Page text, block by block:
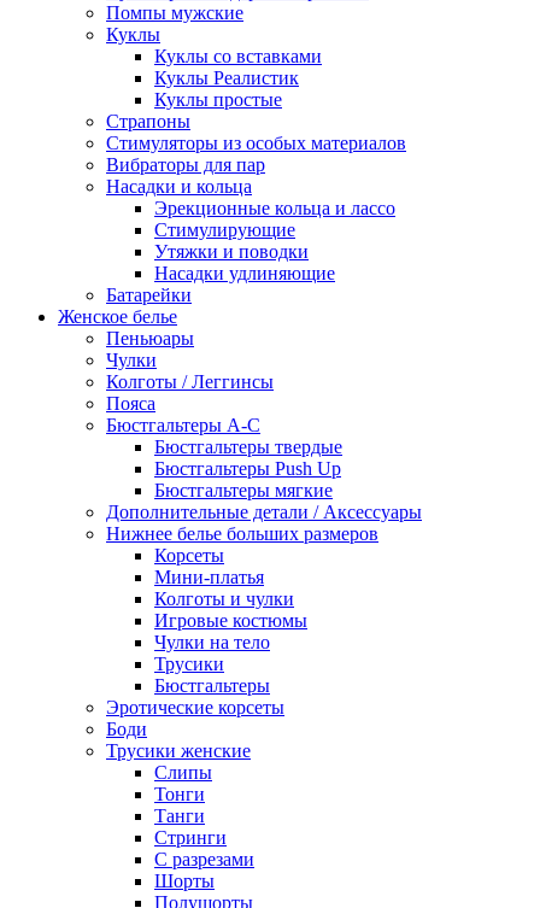
Помпы мужские
Куклы
Куклы со вставками
Куклы Реалистик
Куклы простые
Страпоны
Стимуляторы из особых материалов
Вибраторы для пар
Насадки и кольца
Эрекционные кольца и лассо
Стимулирующие
Утяжки и поводки
Насадки удлиняющие
Батарейки
Женское белье
Пеньюары
Чулки
Колготы / Леггинсы
Пояса
Бюстгальтеры А-С
Бюстгальтеры твердые
Бюстгальтеры Push Up
Бюстгальтеры мягкие
Дополнительные детали / Аксессуары
Нижнее белье больших размеров
Корсеты
Мини-платья
Колготы и чулки
Игровые костюмы
Чулки на тело
Трусики
Бюстгальтеры
Эротические корсеты
Боди
Трусики женские
Слипы
Тонги
Танги
Стринги
С разрезами
Шорты
Полушорты